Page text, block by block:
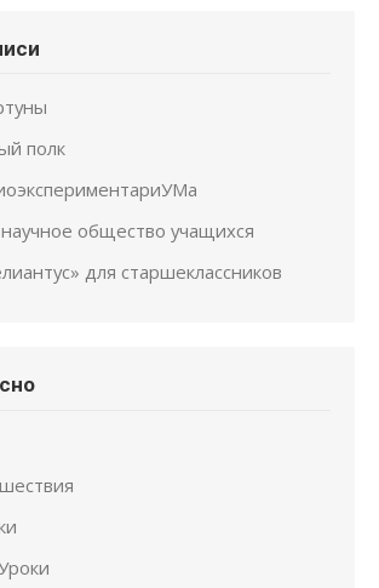
полк
общество учащихся
для старшеклассников